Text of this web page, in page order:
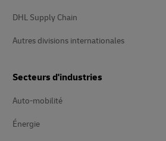
DHL Supply Chain
Autres divisions internationales
Secteurs d'industries
Auto-mobilité
Énergie